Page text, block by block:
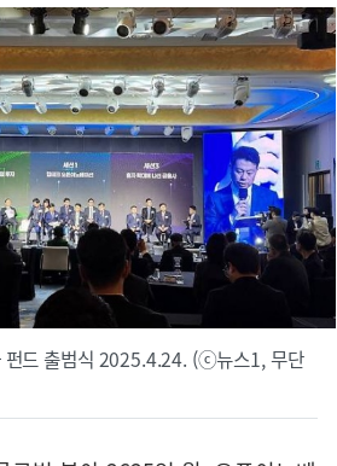
펀드 출범식 2025.4.24. (ⓒ뉴스1, 무단